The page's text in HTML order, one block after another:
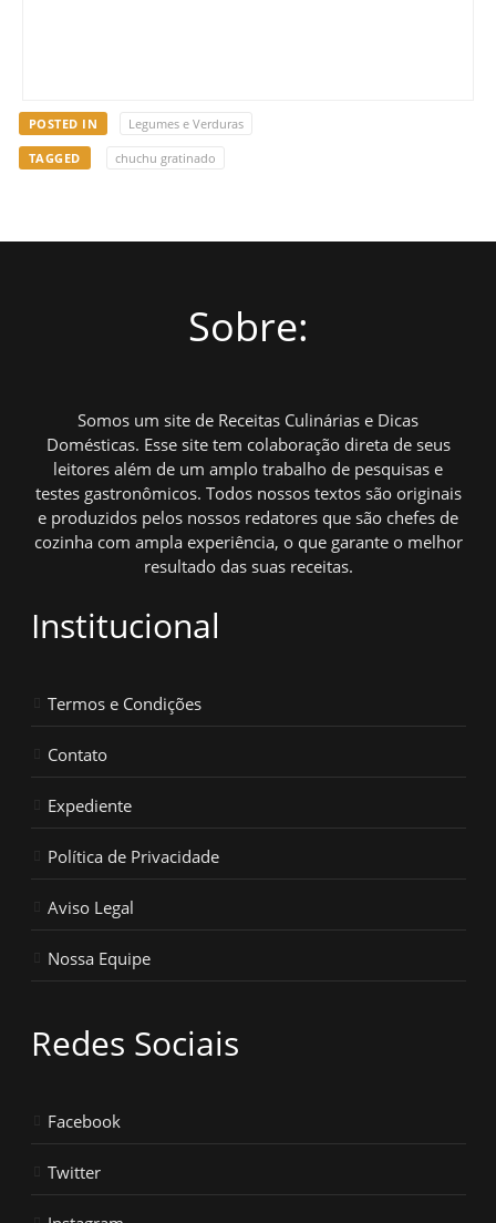
POSTED IN Legumes e Verduras
TAGGED chuchu gratinado
Sobre:
Somos um site de Receitas Culinárias e Dicas
Domésticas. Esse site tem colaboração direta de seus
leitores além de um amplo trabalho de pesquisas e
testes gastronômicos. Todos nossos textos são originais
e produzidos pelos nossos redatores que são chefes de
cozinha com ampla experiência, o que garante o melhor
resultado das suas receitas.
Institucional
Termos e Condições
Contato
Expediente
Política de Privacidade
Aviso Legal
Nossa Equipe
Redes Sociais
Facebook
Twitter